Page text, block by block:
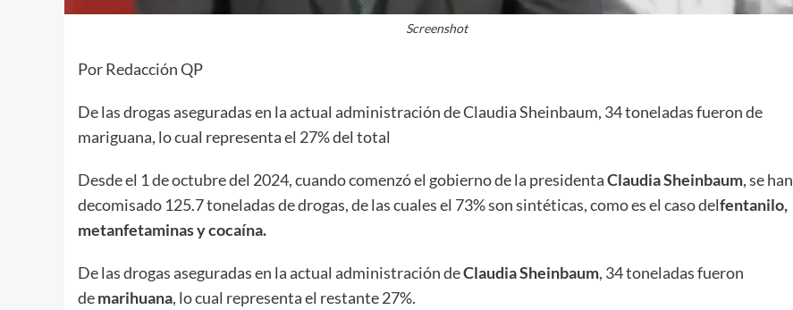
Screenshot
Por Redacción QP
De las drogas aseguradas en la actual administración de Claudia Sheinbaum, 34 toneladas fueron de
mariguana, lo cual representa el 27% del total
Desde el 1 de octubre del 2024, cuando comenzó el gobierno de la presidentaClaudia Sheinbaum, se han
decomisado 125.7 toneladas de drogas, de las cuales el 73% son sintéticas, como es el caso delfentanilo,
metanfetaminas y cocaína.
De las drogas aseguradas en la actual administración deClaudia Sheinbaum, 34 toneladas fueron
demarihuana, lo cual representa el restante 27%.